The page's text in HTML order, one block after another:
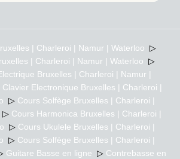
| Charleroi | Namur | Waterloo ▷
| Charleroi | Namur | Waterloo ▷
Bruxelles | Charleroi | Namur |
Clavier Electronique Bruxelles | Charleroi |
▷ Cours Solfège Bruxelles | Charleroi |
▷ Cours Harmonica Bruxelles | Charleroi |
▷ Cours Ukulele Bruxelles | Charleroi |
▷ Cours Solfège Bruxelles | Charleroi |
Guitare Basse en ligne ▷ Contrebasse en